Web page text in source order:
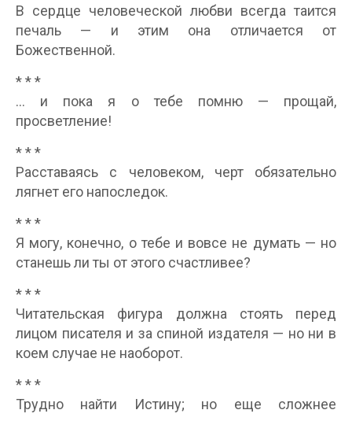
В сердце человеческой любви всегда таится
печаль — и этим она отличается от
Божественной.
* * *
… и пока я о тебе помню — прощай,
просветление!
* * *
Расставаясь с человеком, черт обязательно
лягнет его напоследок.
* * *
Я могу, конечно, о тебе и вовсе не думать — но
станешь ли ты от этого счастливее?
* * *
Читательская фигура должна стоять перед
лицом писателя и за спиной издателя — но ни в
коем случае не наоборот.
* * *
Трудно найти Истину; но еще сложнее